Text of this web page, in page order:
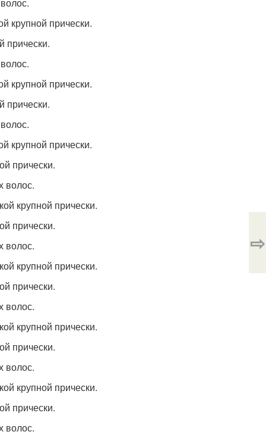
крупной прически.
прически.
крупной прически.
прически.
крупной прически.
прически.
волос.
крупной прически.
прически.
волос.
крупной прически.
прически.
волос.
крупной прически.
прически.
волос.
крупной прически.
прически.
волос.
⇨